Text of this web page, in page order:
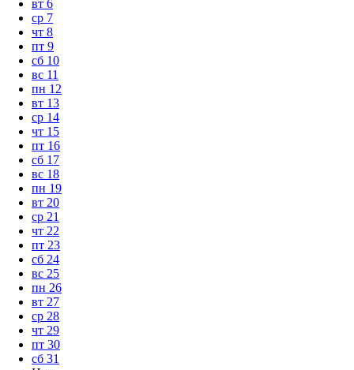
вт 6
ср 7
чт 8
пт 9
сб 10
вс 11
пн 12
вт 13
ср 14
чт 15
пт 16
сб 17
вс 18
пн 19
вт 20
ср 21
чт 22
пт 23
сб 24
вс 25
пн 26
вт 27
ср 28
чт 29
пт 30
сб 31